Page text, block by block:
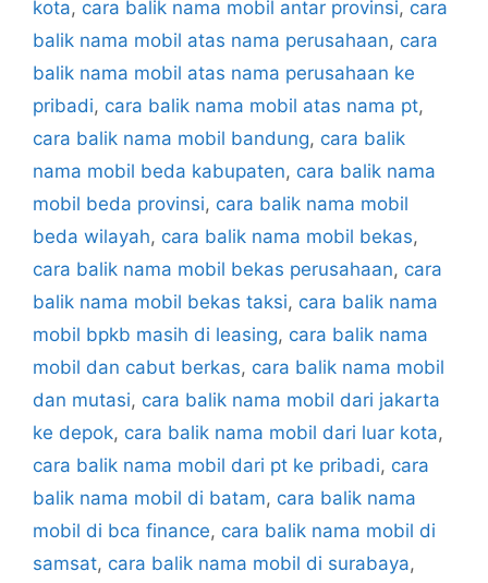
kota, cara balik nama mobil antar provinsi, cara
balik nama mobil atas nama perusahaan, cara
balik nama mobil atas nama perusahaan ke
pribadi, cara balik nama mobil atas nama pt,
cara balik nama mobil bandung, cara balik
nama mobil beda kabupaten, cara balik nama
mobil beda provinsi, cara balik nama mobil
beda wilayah, cara balik nama mobil bekas,
cara balik nama mobil bekas perusahaan, cara
balik nama mobil bekas taksi, cara balik nama
mobil bpkb masih di leasing, cara balik nama
mobil dan cabut berkas, cara balik nama mobil
dan mutasi, cara balik nama mobil dari jakarta
ke depok, cara balik nama mobil dari luar kota,
cara balik nama mobil dari pt ke pribadi, cara
balik nama mobil di batam, cara balik nama
mobil di bca finance, cara balik nama mobil di
samsat, cara balik nama mobil di surabaya,